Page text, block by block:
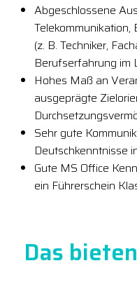
Abgeschlossene
(z. B. Techniker,
Berufserfahrung im
Hohes Maß an
ausgeprägte
Sehr gute
Deutschkenntnisse
Gute MS Office
ein Führerschein
Das